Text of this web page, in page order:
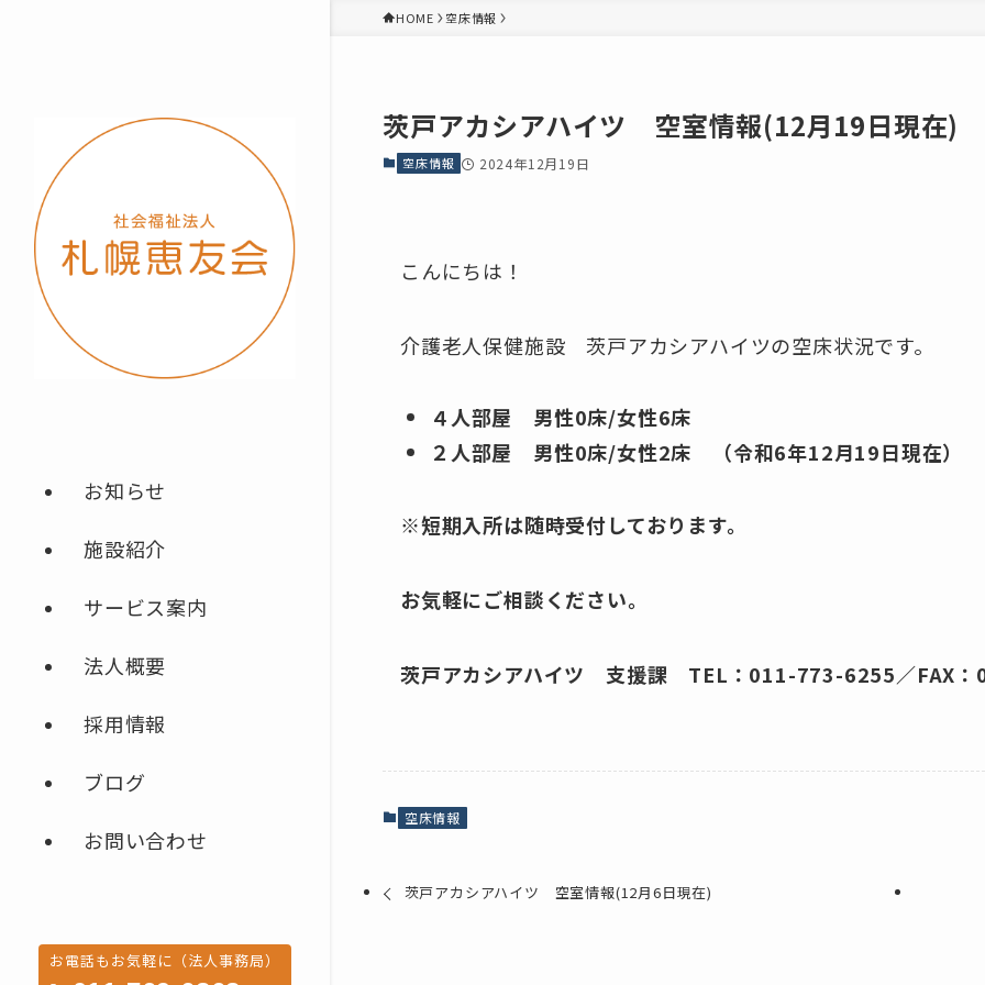
お知らせ
施設紹介
サービス案内
法人概要
採用情報
ブログ
お問い合わせ
お電話もお気軽に（法人事務局）
HOME 空床情報
茨戸アカシアハイツ 空室情報(12月19日現在)
空床情報 2024年12月19日
こんにちは！
介護老人保健施設 茨戸アカシアハイツの空床状況です。
４人部屋 男性0床/女性6床
２人部屋 男性0床/女性2床 （令和6年12月19日現在）
※短期入所は随時受付しております。
お気軽にご相談ください。
茨戸アカシアハイツ 支援課 TEL：011-773-6255／FAX
空床情報
茨戸アカシアハイツ 空室情報(12月6日現在)